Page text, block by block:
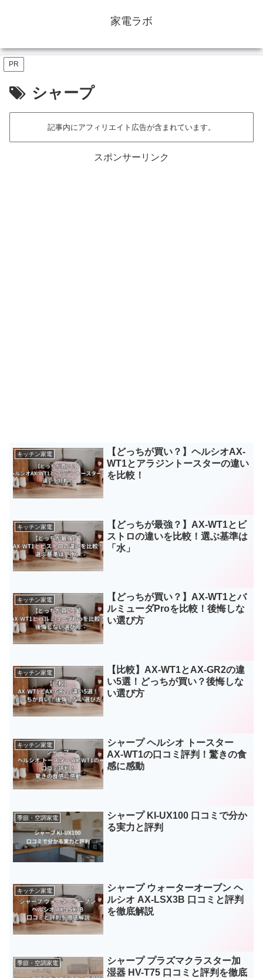
家電ラボ
PR
シャープ
記事内にアフィリエイト広告が含まれています。
スポンサーリンク
キッチン家電
【どっちが買い？】ヘルシオAX-
WT1とアラジントースターの違い
を比較！
キッチン家電
【どっちが最強？】AX-WT1とビ
ストロの違いを比較！選ぶ基準は
「水」
キッチン家電
【どっちが買い？】AX-WT1とバ
ルミューダProを比較！後悔しな
い選び方
キッチン家電
【比較】AX-WT1とAX-GR2の違
い5選！どっちが買い？後悔しな
い選び方
キッチン家電
シャープ ヘルシオ トースター
AX-WT1の口コミ評判！驚きの食
感に感動
季節・空調家電
シャープ KI-UX100 口コミで分か
る実力と評判
キッチン家電
シャープ ウォーターオーブン ヘ
ルシオ AX-LSX3B 口コミと評判
を徹底解説
季節・空調家電
シャープ プラズマクラスター加
湿器 HV-T75 口コミと評判を徹底